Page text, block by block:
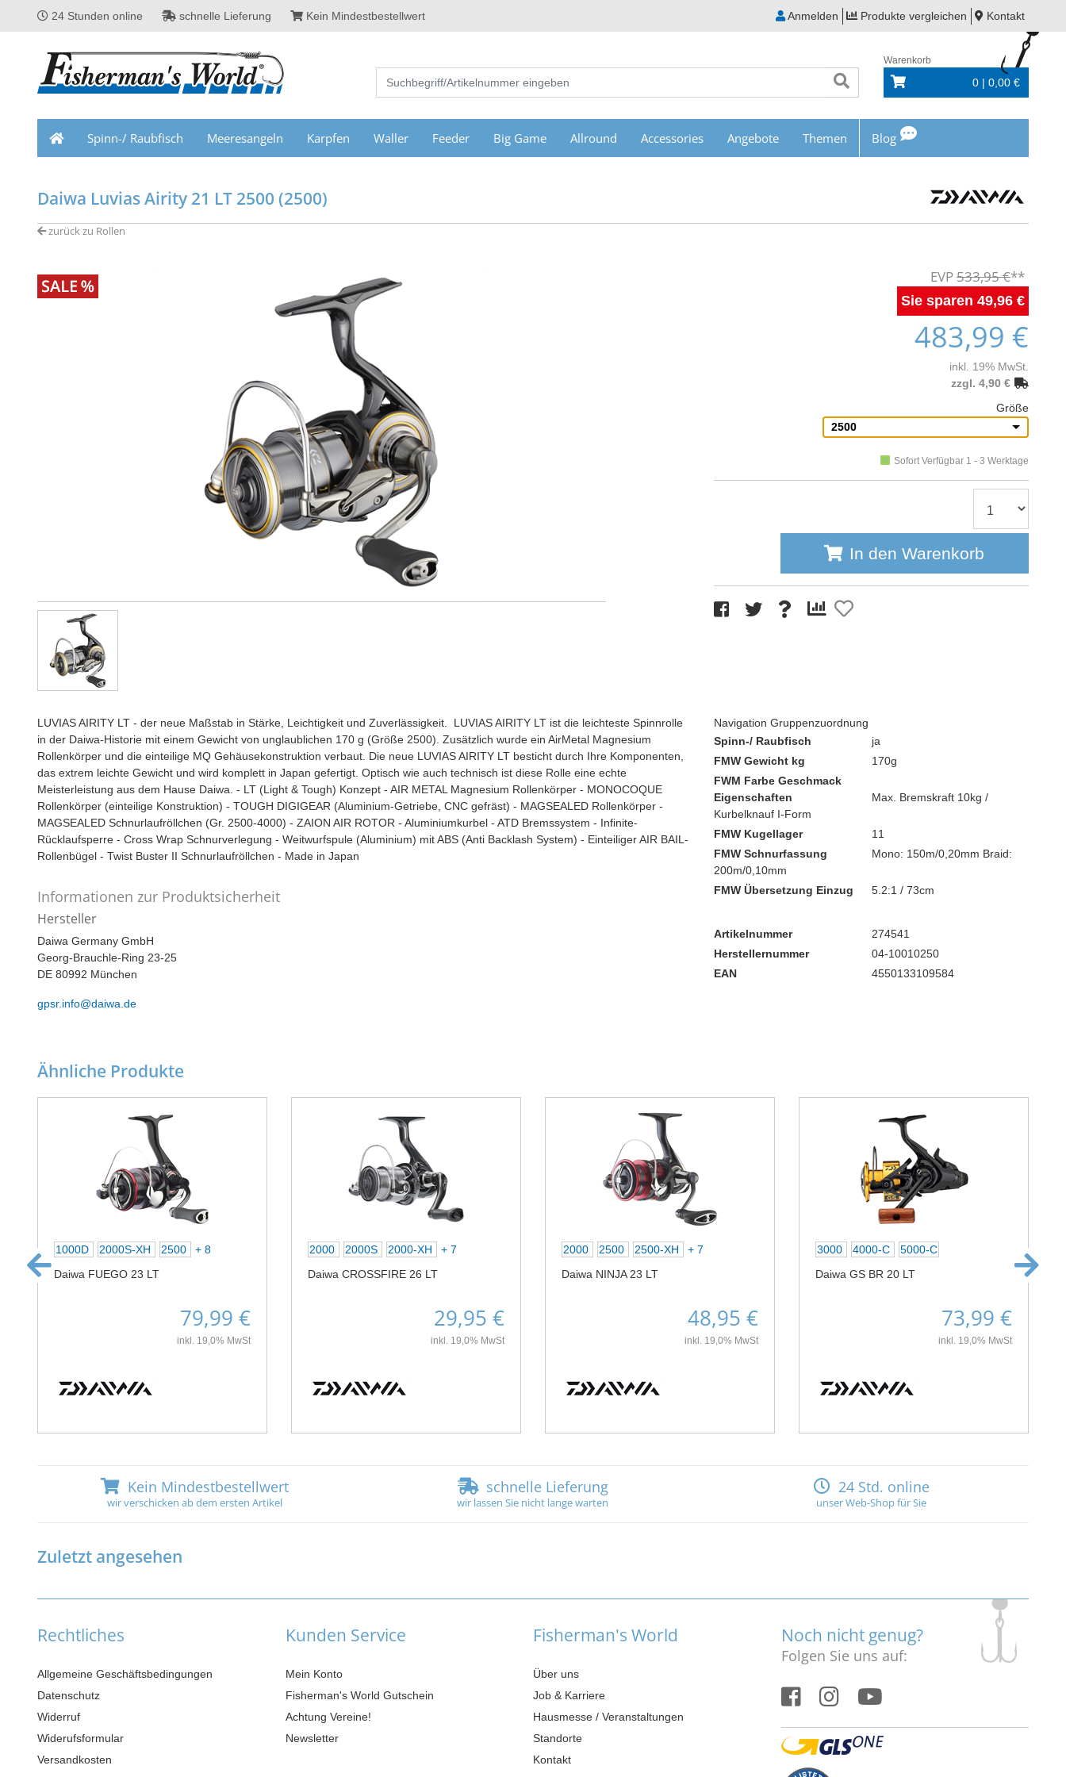
24 Stunden online schnelle Lieferung Kein Mindestbestellwert Anmelden Produkte vergleichen Kontakt
Warenkorb
0 | 0,00 €
Spinn-/ Raubfisch Meeresangeln Karpfen Waller Feeder Big Game Allround Accessories Angebote Themen Blog
Daiwa Luvias Airity 21 LT 2500 (2500)
zurück zu Rollen
533,95 €
49,96 €
483,99 €
inkl. 19% MwSt.
zzgl. 4,90 €
Größe
2500
Sofort Verfügbar 1 - 3 Werktage
In den Warenkorb
LUVIAS AIRITY LT - der neue Maßstab in Stärke, Leichtigkeit und Zuverlässigkeit. LUVIAS AIRITY LT ist die leichteste Spinnrolle
in der Daiwa-Historie mit einem Gewicht von unglaublichen 170 g (Größe 2500). Zusätzlich wurde ein AirMetal Magnesium
Rollenkörper und die einteilige MQ Gehäusekonstruktion verbaut. Die neue LUVIAS AIRITY LT besticht durch Ihre Komponenten,
das extrem leichte Gewicht und wird komplett in Japan gefertigt. Optisch wie auch technisch ist diese Rolle eine echte
Meisterleistung aus dem Hause Daiwa. - LT (Light & Tough) Konzept - AIR METAL Magnesium Rollenkörper - MONOCOQUE
Rollenkörper (einteilige Konstruktion) - TOUGH DIGIGEAR (Aluminium-Getriebe, CNC gefräst) - MAGSEALED Rollenkörper -
MAGSEALED Schnurlaufröllchen (Gr. 2500-4000) - ZAION AIR ROTOR - Aluminiumkurbel - ATD Bremssystem - Infinite-
Rücklaufsperre - Cross Wrap Schnurverlegung - Weitwurfspule (Aluminium) mit ABS (Anti Backlash System) - Einteiliger AIR BAIL-
Rollenbügel - Twist Buster II Schnurlaufröllchen - Made in Japan
Informationen zur Produktsicherheit
Hersteller
Daiwa Germany GmbH
Georg-Brauchle-Ring 23-25
DE 80992 München
gpsr.info@daiwa.de
Navigation Gruppenzuordnung
Spinn-/ Raubfisch
ja
FMW Gewicht kg
170g
FWM Farbe Geschmack
Eigenschaften
Max. Bremskraft 10kg /
Kurbelknauf I-Form
FMW Kugellager
11
FMW Schnurfassung
Mono: 150m/0,20mm Braid:
200m/0,10mm
FMW Übersetzung Einzug
5.2:1 / 73cm
Artikelnummer
274541
Herstellernummer
04-10010250
EAN
4550133109584
Ähnliche Produkte
1000D 2000S-XH 2500
+ 8
Daiwa FUEGO 23 LT
79,99 €
inkl. 19,0% MwSt
2000 2000S 2000-XH
+ 7
Daiwa CROSSFIRE 26 LT
29,95 €
inkl. 19,0% MwSt
2000 2500 2500-XH
+ 7
Daiwa NINJA 23 LT
48,95 €
inkl. 19,0% MwSt
3000 4000-C
5000-C
Daiwa GS BR 20 LT
73,99 €
inkl. 19,0% MwSt
Kein Mindestbestellwert
wir verschicken ab dem ersten Artikel
schnelle Lieferung
wir lassen Sie nicht lange warten
24 Std. online
unser Web-Shop für Sie
Zuletzt angesehen
Rechtliches
Allgemeine Geschäftsbedingungen
Datenschutz
Widerruf
Widerufsformular
Versandkosten
Kunden Service
Mein Konto
Fisherman's World Gutschein
Achtung Vereine!
Newsletter
Fisherman's World
Über uns
Job & Karriere
Hausmesse / Veranstaltungen
Standorte
Kontakt
Noch nicht genug?
Folgen Sie uns auf: